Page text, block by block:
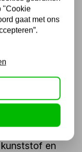
,
scala aan
in de
bevestigen
en
"Cookie
gaat met ons